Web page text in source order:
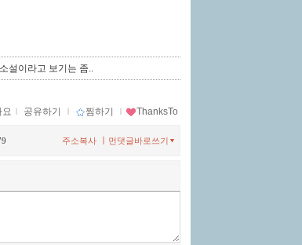
설이라고 보기는 좀..
요 ｌ 공유하기 ｌ 찜하기 ｌ ThanksTo
먼댓글바로쓰기
주소복사 ㅣ